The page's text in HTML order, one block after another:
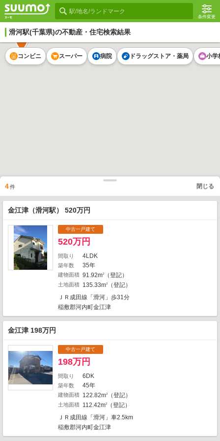
条件変更
滑河駅(千葉県)の不動産・住宅検索結果
コンビニ スーパー 病院 ドラッグストア・薬局 小学
4件 閉じる
金江津（滑河駅） 520万円
中古一戸建て
520万円
間取り 4LDK
築年数 35年
建物面積 91.92m2 （登記）
土地面積 135.33m2
（登記）
ＪＲ成田線「滑河」歩31分
稲敷郡河内町金江津
金江津 198万円
中古一戸建て
198万円
間取り 6DK
築年数 45年
建物面積 122.82m2 （登記）
土地面積 112.42m2
（登記）
ＪＲ成田線「滑河」車2.5km
稲敷郡河内町金江津